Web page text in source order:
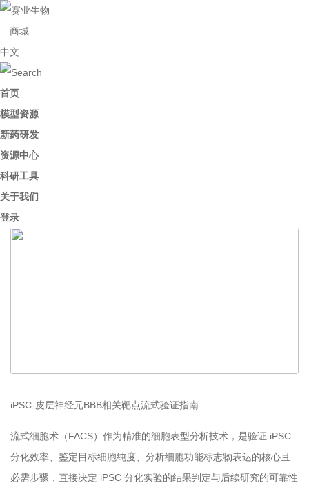
商城
中文
首页
模型资源
新药研发
资源中心
科研工具
关于我们
登录
iPSC-皮层神经元BBB相关靶点流式验证指南
流式细胞术（FACS）作为精准的细胞表型分析技术，是验证 iPSC
分化效率、鉴定目标细胞纯度、分析细胞功能标志物表达的核心且
必需步骤，直接决定 iPSC 分化实验的结果判定与后续研究的可靠性